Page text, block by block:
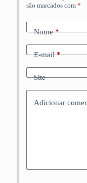
são marcados com *
Nome*
E-mail*
Site
Adicionar